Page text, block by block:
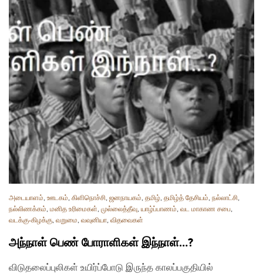
அடையாளம், ஊடகம், கிளிநொச்சி, ஜனநாயகம், தமிழ், தமிழ்த் தேசியம், நல்லாட்சி,
நல்லிணக்கம், மனித உரிமைகள், முல்லைத்தீவு, யாழ்ப்பாணம், வட மாகாண சபை,
வடக்கு-கிழக்கு, வறுமை, வவுனியா, விதவைகள்
அந்நாள் பெண் போராளிகள் இந்நாள்…?
விடுதலைப்புலிகள் உயிர்ப்போடு இருந்த காலப்பகுதியில்